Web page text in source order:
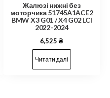
Жалюзі нижні без
моторчика 51745A1ACE2
BMW X3 G01 / X4 G02 LCI
2022-2024
6,525₴
Читати далі